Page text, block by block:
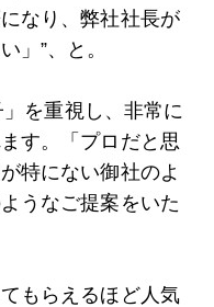
なり、弊社社長が
」”、と。
を重視し、非常に
す。「プロだと思
特にない御社のよ
うなご提案をいた
もらえるほど人気